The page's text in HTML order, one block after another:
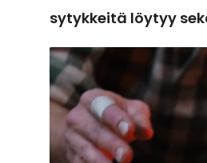
sytykkeitä löytyy